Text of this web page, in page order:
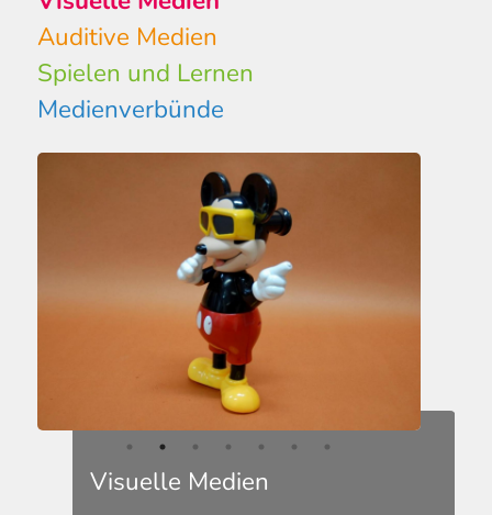
Auditive Medien
Spielen und Lernen
Medienverbünde
Visuelle Medien